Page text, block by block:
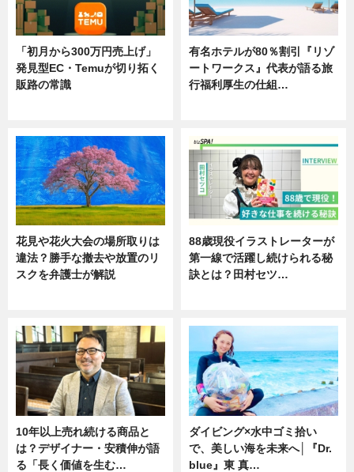
「初月から300万円売上げ」
発見型EC・Temuが切り拓く
販路の常識
有名ホテルが80％割引『リゾ
ートワークス』代表が語る旅
行福利厚生の仕組…
花見や花火大会の場所取りは
違法？勝手な撤去や放置のリ
スクを弁護士が解説
88歳現役イラストレーターが
第一線で活躍し続けられる秘
訣とは？田村セツ…
10年以上売れ続ける商品と
は？デザイナー・安積伸が語
る「長く価値を生む…
ダイビング×水中ゴミ拾い
で、美しい海を未来へ│『Dr.
blue』東 真…